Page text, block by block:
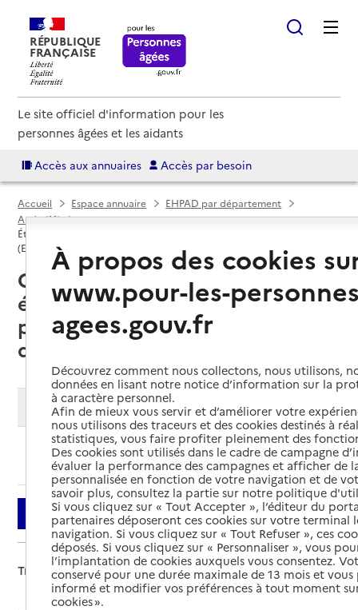
RÉPUBLIQUE
FRANÇAISE
Le site officiel d'information pour les
personnes âgées et les aidants
Accès aux annuaires Accès par besoin
Accueil Espace annuaire
EHPAD par département
Aude (11)
Établissement d'hébergement pour personnes âgées dépendantes
(EHPAD)
Coursan (11110) : liste des
établissements d'hébergement
pour personnes âgées
dépendantes (EHPAD)
Modifier ma recherche
Ajouter cette recherche aux favoris
Filtrer
Trier par :
À propos des cookies
www.pour-les-
agees.gouv.fr
Découvrez comment nous collectons, nous utilisons,
données en lisant notre notice d’information sur la
à caractère personnel.
Afin de mieux vous servir et d’améliorer votre
nous utilisons des traceurs et des cookies destinés à
statistiques, vous faire profiter pleinement des
Des cookies sont utilisés dans le cadre de campagne
évaluer la performance des campagnes et afficher de
personnalisée en fonction de votre navigation et de
savoir plus, consultez la partie sur notre politique
Si vous cliquez sur « Tout Accepter », l’éditeur du
partenaires déposeront ces cookies sur votre terminal
navigation. Si vous cliquez sur « Tout Refuser », ces
déposés. Si vous cliquez sur « Personnaliser », vous
l’implantation de cookies auxquels vous consentez.
conservé pour une durée maximale de 13 mois et
informé et modifier vos préférences à tout moment
cookies ».